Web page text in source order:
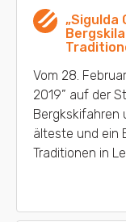
„Sigulda
Vom 28.
2019” auf der
Bergkskifahren
älteste und ein
Traditionen in